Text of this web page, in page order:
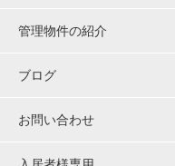
管理物件の紹介
ブログ
お問い合わせ